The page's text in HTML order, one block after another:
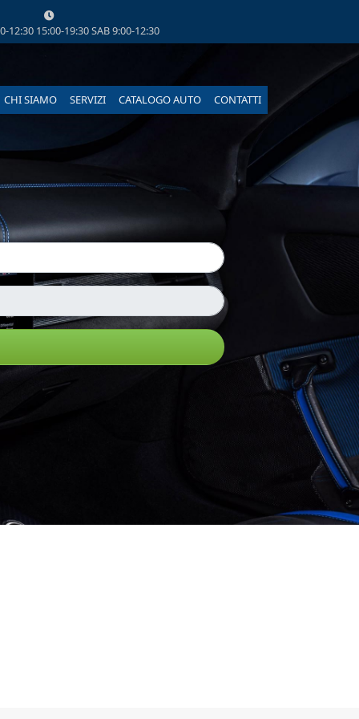
12:30 15:00-19:30 SAB 9:00-12:30
CHI SIAMO SERVIZI CATALOGO AUTO CONTATTI